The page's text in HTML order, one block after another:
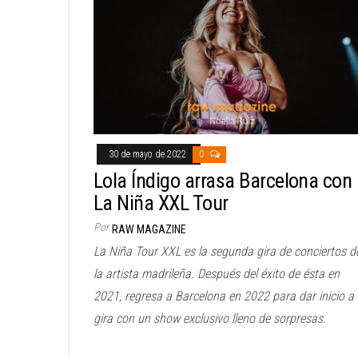
30 de mayo de 2022 0
Lola Índigo arrasa Barcelona con
La Niña XXL Tour
Por RAW MAGAZINE
La Niña Tour XXL es la segunda gira de conciertos
la artista madrileña. Después del éxito de ésta en
2021, regresa a Barcelona en 2022 para dar inicio a
gira con un show exclusivo lleno de sorpresas.